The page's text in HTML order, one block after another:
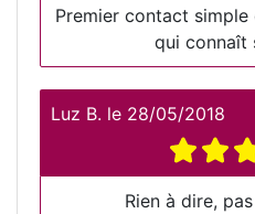
Premier contact
qui connaît
Luz B. le 28/05/2018
Rien à dire,